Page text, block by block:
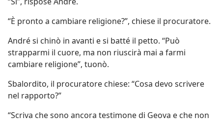
“È pronto a cambiare religione?”, chiese il procuratore.
André si chinò in avanti e si batté il petto. “Può
strapparmi il cuore, ma non riuscirà mai a farmi
cambiare religione”, tuonò.
Sbalordito, il procuratore chiese: “Cosa devo scrivere
nel rapporto?”
“Scriva che sono ancora testimone di Geova e che non